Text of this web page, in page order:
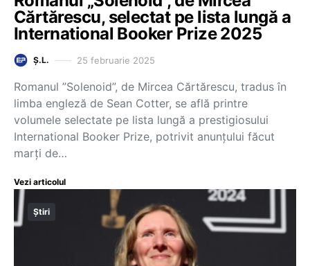
Cărtărescu, selectat pe lista lungă a
International Booker Prize 2025
Ș.L. 25 februarie 2025
Romanul ”Solenoid”, de Mircea Cărtărescu, tradus în
limba engleză de Sean Cotter, se află printre
volumele selectate pe lista lungă a prestigiosului
International Booker Prize, potrivit anunțului făcut
marți de…
Vezi articolul
Știri